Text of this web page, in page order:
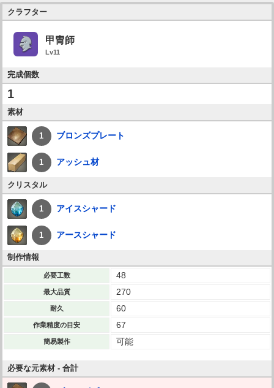
クラフター
甲冑師
Lv11
完成個数
1
素材
1 ブロンズプレート
1 アッシュ材
クリスタル
1 アイスシャード
1 アースシャード
制作情報
必要工数 48
最大品質 270
耐久 60
作業精度の目安 67
簡易製作 可能
必要な元素材 - 合計